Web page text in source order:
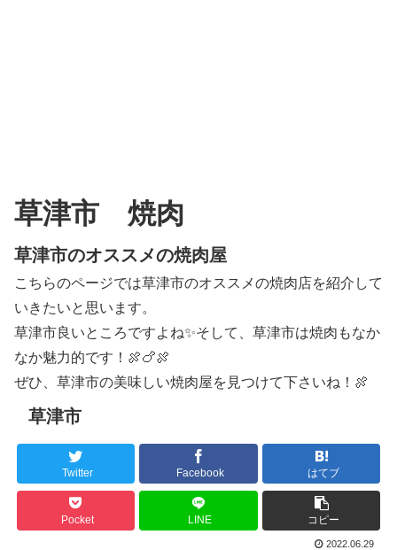
草津市 焼肉
草津市のオススメの焼肉屋
こちらのページでは草津市のオススメの焼肉店を紹介して
いきたいと思います。
草津市良いところですよね✨そして、草津市は焼肉もなか
なか魅力的です！🍖🍗🍖
ぜひ、草津市の美味しい焼肉屋を見つけて下さいね！🍖
草津市
Twitter Facebook はてブ
Pocket LINE コピー
2022.06.29